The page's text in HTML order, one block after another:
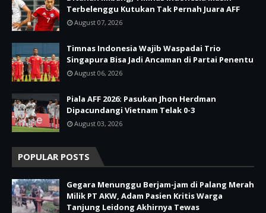
Terbelenggu Kutukan Tak Pernah Juara AFF
August 07, 2026
Timnas Indonesia Wajib Waspadai Trio
Singapura Bisa Jadi Ancaman di Partai Penentu
August 06, 2026
Piala AFF 2026: Pasukan Jhon Herdman
Dipacundangi Vietnam Telak 0-3
August 03, 2026
POPULAR POSTS
Gegara Menunggu Berjam-jam di Palang Merah
Milik PT AKW, Adam Pasien Kritis Warga
Tanjung Leidong Akhirnya Tewas